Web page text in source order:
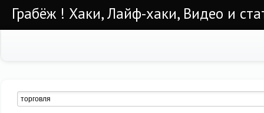
Грабёж ! Хаки, Лайф-хаки, Видео и